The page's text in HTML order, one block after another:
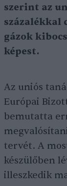
szerint az
százalékkal
gázok
képest.
Az uniós
Európai
bemutatta
tervét. A
készülőben
illeszkedik